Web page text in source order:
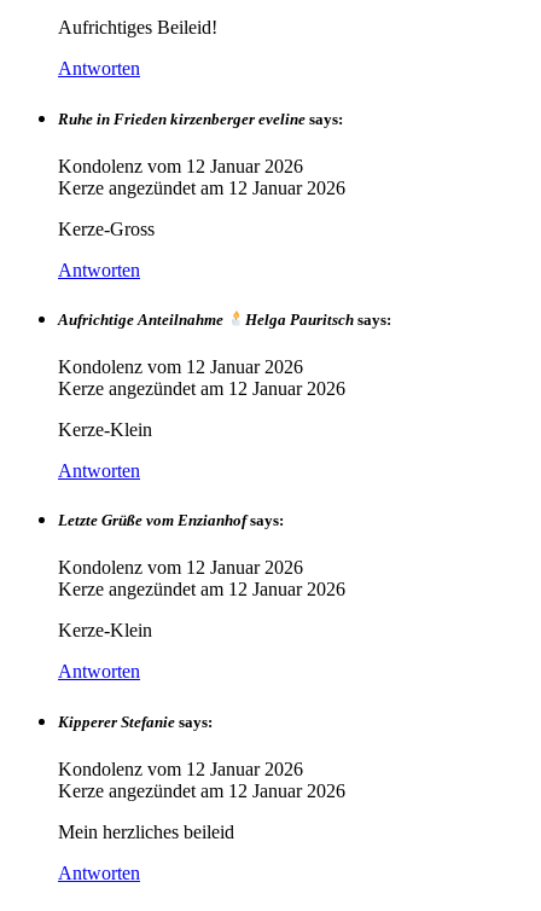
Aufrichtiges Beileid!
Antworten
Ruhe in Frieden kirzenberger eveline says:
Kondolenz vom 12 Januar 2026
Kerze angezündet am 12 Januar 2026
Kerze-Gross
Antworten
Aufrichtige Anteilnahme Helga Pauritsch says:
Kondolenz vom 12 Januar 2026
Kerze angezündet am 12 Januar 2026
Kerze-Klein
Antworten
Letzte Grüße vom Enzianhof says:
Kondolenz vom 12 Januar 2026
Kerze angezündet am 12 Januar 2026
Kerze-Klein
Antworten
Kipperer Stefanie says:
Kondolenz vom 12 Januar 2026
Kerze angezündet am 12 Januar 2026
Mein herzliches beileid
Antworten